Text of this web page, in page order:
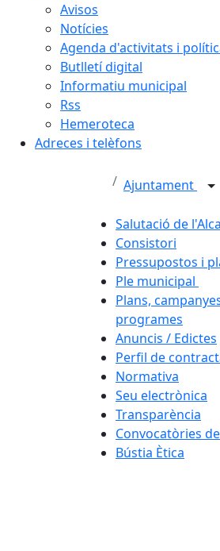
Avisos
Notícies
Agenda d'activitats i
Butlletí digital
Informatiu municipal
Rss
Hemeroteca
Adreces i telèfons
Ajuntament
Salutació de
Consistori
Pressupostos i
Ple municipal
Plans,
programes
Anuncis / Edictes
Perfil de
Normativa
Seu electrònica
Transparència
Convocatòries
Bústia Ètica